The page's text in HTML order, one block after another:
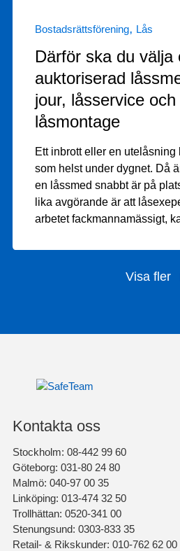
Bostadsrättsförening, Lås
Därför ska du välja
auktoriserad
jour, låsservice och
låsmontage
Ett inbrott eller en utelåsning
som helst under dygnet. Då
en låssmed snabbt är på
lika avgörande är att
arbetet fackmannamässigt,
Visa fler
Kontakta oss
Stockholm: 08-442 99 60
Göteborg: 031-80 24 80
Malmö: 040-97 00 35
Linköping: 013-474 32 50
Trollhättan: 0520-341 00
Stenungsund: 0303-833 35
Retail- & Rikskunder: 010-762 62 00